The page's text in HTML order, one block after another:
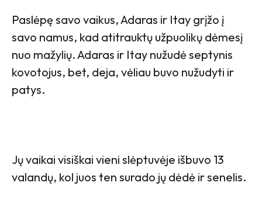
Paslėpę savo vaikus, Adaras ir Itay grįžo į
savo namus, kad atitrauktų užpuolikų dėmesį
nuo mažylių. Adaras ir Itay nužudė septynis
kovotojus, bet, deja, vėliau buvo nužudyti ir
patys.
Jų vaikai visiškai vieni slėptuvėje išbuvo 13
valandų, kol juos ten surado jų dėdė ir senelis.